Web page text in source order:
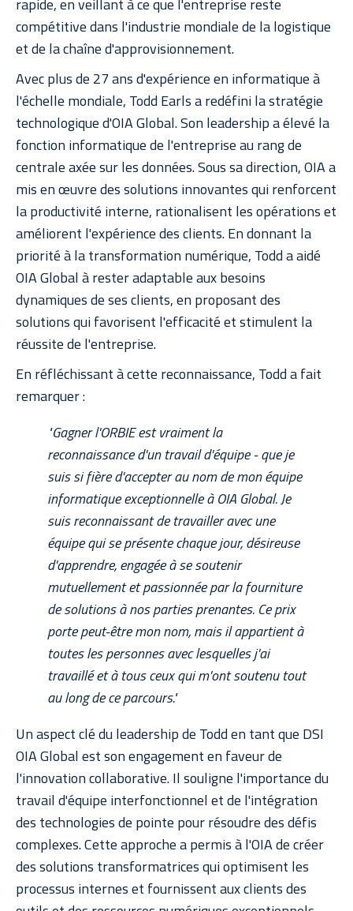
compétitive dans l'industrie mondiale de la logistique
et de la chaîne d'approvisionnement.
Avec plus de 27 ans d'expérience en informatique à
l'échelle mondiale, Todd Earls a redéfini la stratégie
technologique d'OIA Global. Son leadership a élevé la
fonction informatique de l'entreprise au rang de
centrale axée sur les données. Sous sa direction, OIA a
mis en œuvre des solutions innovantes qui renforcent
la productivité interne, rationalisent les opérations et
améliorent l'expérience des clients. En donnant la
priorité à la transformation numérique, Todd a aidé
OIA Global à rester adaptable aux besoins
dynamiques de ses clients, en proposant des
solutions qui favorisent l'efficacité et stimulent la
réussite de l'entreprise.
En réfléchissant à cette reconnaissance, Todd a fait
remarquer :
"Gagner l'ORBIE est vraiment la
reconnaissance d'un travail d'équipe - que je
suis si fière d'accepter au nom de mon équipe
informatique exceptionnelle à OIA Global. Je
suis reconnaissant de travailler avec une
équipe qui se présente chaque jour, désireuse
d'apprendre, engagée à se soutenir
mutuellement et passionnée par la fourniture
de solutions à nos parties prenantes. Ce prix
porte peut-être mon nom, mais il appartient à
toutes les personnes avec lesquelles j'ai
travaillé et à tous ceux qui m'ont soutenu tout
au long de ce parcours."
Un aspect clé du leadership de Todd en tant que DSI
OIA Global est son engagement en faveur de
l'innovation collaborative. Il souligne l'importance du
travail d'équipe interfonctionnel et de l'intégration
des technologies de pointe pour résoudre des défis
complexes. Cette approche a permis à l'OIA de créer
des solutions transformatrices qui optimisent les
processus internes et fournissent aux clients des